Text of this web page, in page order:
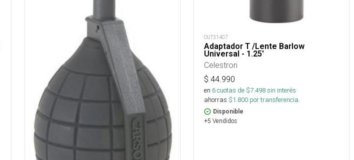
OUT31407
Adaptador T /Lente Barlow
Universal - 1.25'
Celestron
$ 44.990
en 6cuotas de $7.498sin interés
ahorras $1.800 por transferencia.
Disponible
+5 Vendidos